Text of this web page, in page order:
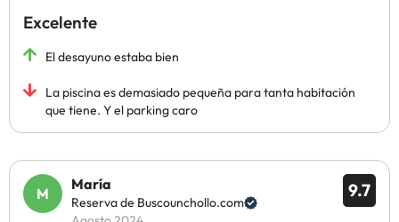
Excelente
El desayuno estaba bien
La piscina es demasiado pequeña para tanta habitación
que tiene. Y el parking caro
9.7
María
Reserva de Buscounchollo.com